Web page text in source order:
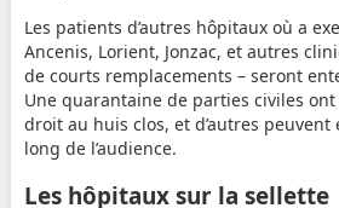
Les patients d’autres hôpitaux où a
Ancenis, Lorient, Jonzac, et autres
de courts remplacements – seront
Une quarantaine de parties civiles
droit au huis clos, et d’autres
long de l’audience.
Les hôpitaux sur la sellette